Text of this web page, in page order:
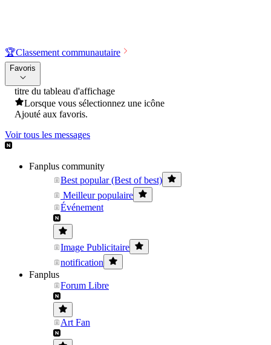
🏆Classement communautaire
Favoris
titre du tableau d'affichage
Lorsque vous sélectionnez une icône
Ajouté aux favoris.
Voir tous les messages
Fanplus community
Best popular (Best of best)
Meilleur populaire
Événement
Image Publicitaire
notification
Fanplus
Forum Libre
Art Fan